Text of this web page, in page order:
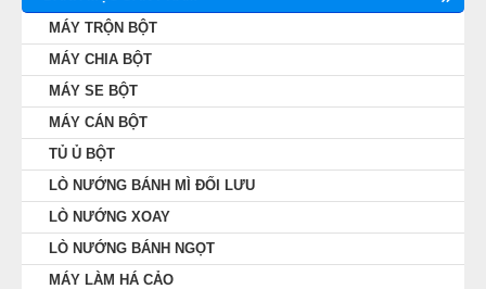
MÁY TRỘN BỘT
MÁY CHIA BỘT
MÁY SE BỘT
MÁY CÁN BỘT
TỦ Ủ BỘT
LÒ NƯỚNG BÁNH MÌ ĐỐI LƯU
LÒ NƯỚNG XOAY
LÒ NƯỚNG BÁNH NGỌT
MÁY LÀM HÁ CẢO
LÒ NƯỚNG XOAY
LÒ NƯỚNG BÁNH NGỌT
MÁY LÀM HÁ CẢO
MÁY LÀM XÍU MẠI
LINH KIỆN THIẾT BỊ LÀM BÁNH